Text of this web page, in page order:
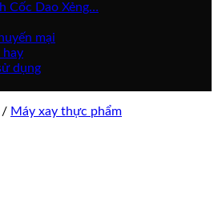
Cốc Dao Xẻng…
mại
hay
dụng
/ Máy xay thực phẩm